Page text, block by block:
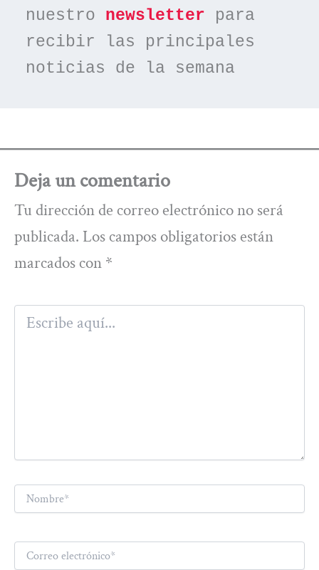
nuestro newsletter para
recibir las principales
noticias de la semana
Deja un comentario
Tu dirección de correo electrónico no será
publicada. Los campos obligatorios están
marcados con *
Escribe
aquí...
Correo
electrónico*